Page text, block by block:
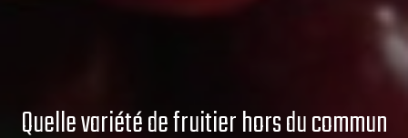
Quelle variété de fruitier hors du commun